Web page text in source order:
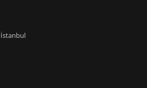
İstanbul